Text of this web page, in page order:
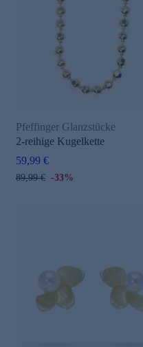
Pfeffinger Glanzstücke
2-reihige Kugelkette
59,99 €
89,99 € -33%